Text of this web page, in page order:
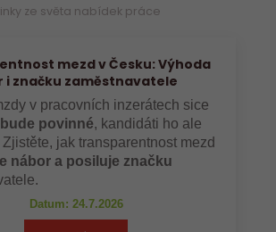
ze světa nabídek práce
mezd v Česku: Výhoda
i značku zaměstnavatele
v pracovních inzerátech sice
povinné, kandidáti ho ale
jak transparentnost mezd
nábor a posiluje značku
Datum: 24.7.2026